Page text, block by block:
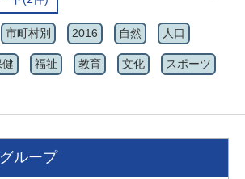
市町村別 2016 自然 人口
福祉 教育 文化 スポーツ
ループ